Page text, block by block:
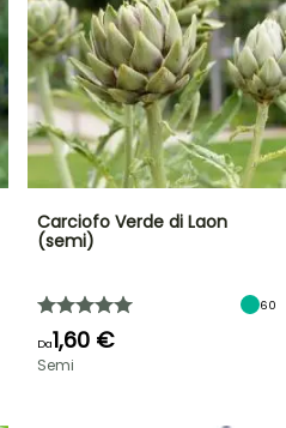
Carciofo Verde di Laon
(semi)
60
Da1,60 €
Semi